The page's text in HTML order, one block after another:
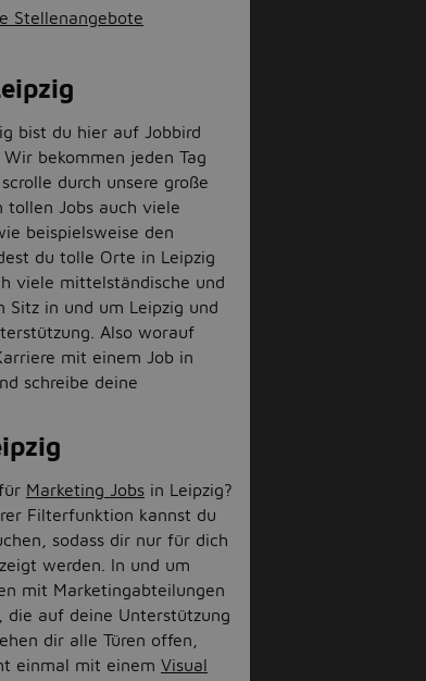
Stellenangebote
bist du hier auf Jobbird
bekommen jeden Tag
durch unsere große
tollen Jobs auch viele
beispielsweise den
du tolle Orte in Leipzig
viele mittelständische und
Sitz in und um Leipzig und
Also worauf
mit einem Job in
schreibe deine
Marketing Jobs in Leipzig?
Filterfunktion kannst du
sodass dir nur für dich
werden. In und um
mit Marketingabteilungen
die auf deine Unterstützung
dir alle Türen offen,
einmal mit einem Visual